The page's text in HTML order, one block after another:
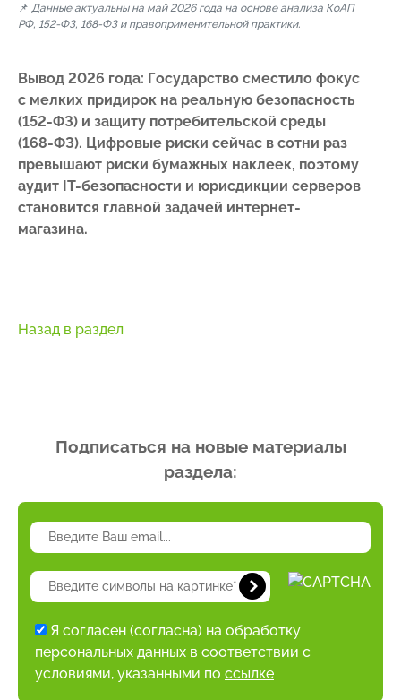
📌 Данные актуальны на май 2026 года на основе анализа КоАП
РФ, 152-ФЗ, 168-ФЗ и правоприменительной практики.
Вывод 2026 года: Государство сместило фокус
с мелких придирок на реальную безопасность
(152-ФЗ) и защиту потребительской среды
(168-ФЗ). Цифровые риски сейчас в сотни раз
превышают риски бумажных наклеек, поэтому
аудит IT-безопасности и юрисдикции серверов
становится главной задачей интернет-
магазина.
Назад в раздел
Подписаться на новые материалы
раздела:
Я согласен (согласна) на обработку
персональных данных в соответствии с
условиями, указанными по ссылке